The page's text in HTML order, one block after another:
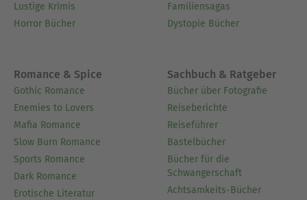
Lustige Krimis
Horror Bücher
Familiensagas
Dystopie Bücher
Romance & Spice
Gothic Romance
Enemies to Lovers
Mafia Romance
Slow Burn Romance
Sports Romance
Dark Romance
Erotische Literatur
Sachbuch & Ratgeber
Bücher über Fotografie
Reiseberichte
Reiseführer
Bastelbücher
Bücher für die
Schwangerschaft
Achtsamkeits-Bücher